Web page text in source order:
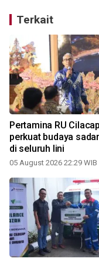
Terkait
Pertamina RU Cilacap
perkuat budaya
di seluruh lini
05 August 2026 22:29 WIB